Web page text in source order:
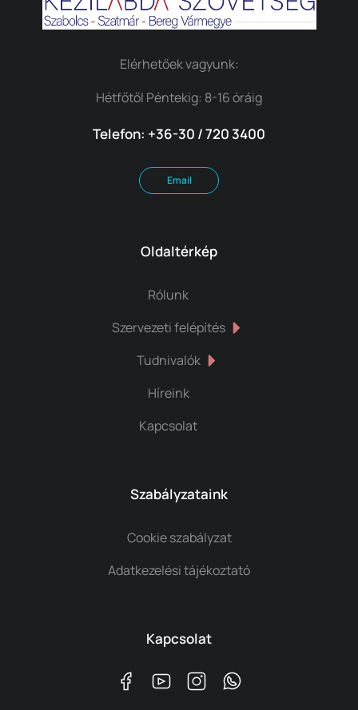
Elérhetőek vagyunk:
Hétfőtől Péntekig: 8-16 óráig
Telefon: +36-30 / 720 3400
Email
Oldaltérkép
Rólunk
Szervezeti felépítés
Tudnivalók
Híreink
Kapcsolat
Szabályzataink
Cookie szabályzat
Adatkezelési tájékoztató
Kapcsolat